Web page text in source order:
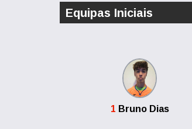
Equipas Iniciais
1 Bruno Dias